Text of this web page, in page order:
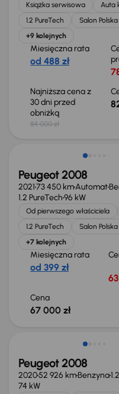
Książka serwisowa
Auta
1.2 PureTech
Salon Polska
+9 kolejnych
Miesięczna rata
od 488 zł
Najniższa cena z
30 dni przed
obniżką
84 000 zł
Peugeot 2008
202173 450 kmAutomat
1.2 PureTech96 kW
Od pierwszego właściciela
1.2 PureTech
Salon Polska
+7 kolejnych
Miesięczna rata
od 399 zł
Cena
67 000 zł
Peugeot 2008
202052 926 kmBenzyna
74 kW